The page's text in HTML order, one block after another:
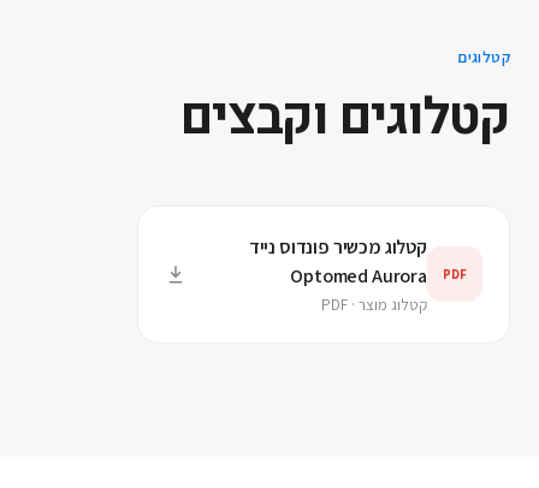
קטלוגים
קטלוגים וקבצים
PDF
קטלוג מכשיר פונדוס נייד
Optomed Aurora
קטלוג מוצר · PDF